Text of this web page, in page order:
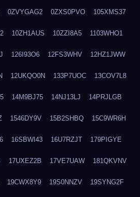
0ZVYGAG2 0ZXS0PVO 105XMS37
10ZH1AUS 10ZZI8A5 1103WHO1
126I93O6 12FS3WHV 12HZ1JWW
12UKQO0N 133P7UOC 13COV7L8
14M9BJ75 14NJ13LJ 14PRJLGB
1546DY9V 15B2SHBQ 15C9WR6H
16SBWI43 16U7RZJT 179PIGYE
17UXEZ2B 17VE7UAW 181QKVNV
19CWX8Y9 19S0NNZV 19SYNG2F